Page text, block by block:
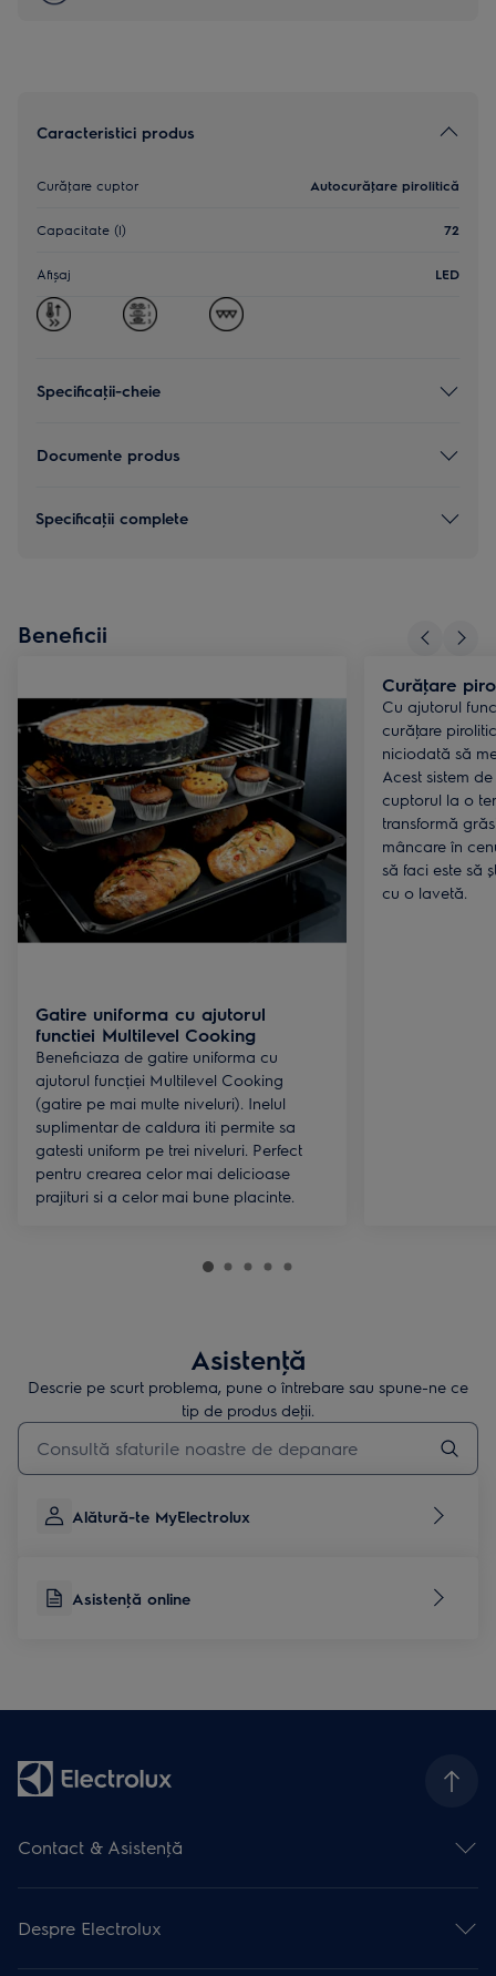
Caracteristici produs
Curăţare cuptor Autocurăţare pirolitică
Capacitate (l) 72
Afișaj LED
Specificaţii-cheie
Documente produs
Specificaţii complete
Beneficii
Gatire uniforma cu ajutorul
functiei Multilevel Cooking
Beneficiaza de gatire uniforma cu
ajutorul funcției Multilevel Cooking
(gatire pe mai multe niveluri). Inelul
suplimentar de caldura iti permite sa
gatesti uniform pe trei niveluri. Perfect
pentru crearea celor mai delicioase
prajituri si a celor mai bune placinte.
Curăţare
Cu ajutorul
curăţare
niciodată să
Acest sistem
cuptorul la o
transformă
mâncare în
să faci este să
cu o lavetă.
Asistenţă
Descrie pe scurt problema, pune o întrebare sau spune-ne ce
tip de produs deţii.
Type to search for support articles
Alătură-te MyElectrolux
Asistenţă online
Contact & Asistenţă
Asistenţă online
Asistenţă service
Articole de asistență
Despre Electrolux